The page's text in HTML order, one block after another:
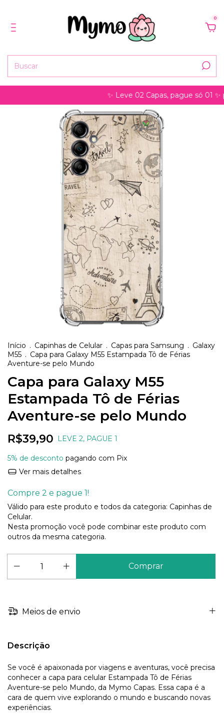
0
✨ Leve 02 Capas, pague só 01 ✨
Início . Capinhas de Celular . Capas para Samsung . Galaxy
M55 . Capa para Galaxy M55 Estampada Tô de Férias
Aventure-se pelo Mundo
Capa para Galaxy M55
Estampada Tô de Férias
Aventure-se pelo Mundo
R$39,90 LEVE 2, PAGUE 1
5% de desconto pagando com Pix
Ver mais detalhes
Compre 2 e pague 1!
Válido para este produto e todos da categoria: Capinhas de
Celular.
Nesta promoção você pode combinar este produto com
outros da mesma categoria.
Meios de envio
Descrição
Se você é apaixonada por viagens e aventuras, você precisa
conhecer a capa para celular Estampada Tô de Férias
Aventure-se pelo Mundo, da Mymo Capas. Essa capa é a
cara de quem vive explorando o mundo e buscando novas
experiências.